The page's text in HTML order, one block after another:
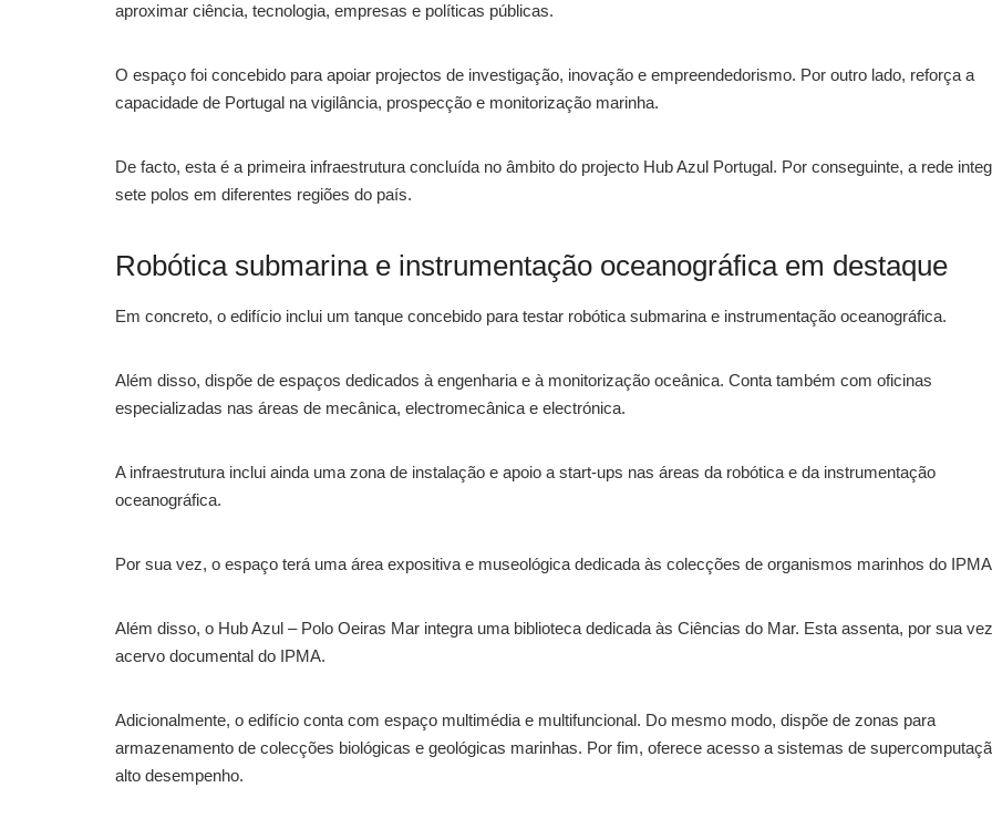
aproximar ciência, tecnologia, empresas e políticas públicas.
O espaço foi concebido para apoiar projectos de investigação, inovação e empreendedorismo. Por outro lado, reforça a
capacidade de Portugal na vigilância, prospecção e monitorização marinha.
De facto, esta é a primeira infraestrutura concluída no âmbito do projecto Hub Azul Portugal. Por conseguinte, a rede
sete polos em diferentes regiões do país.
Robótica submarina e instrumentação oceanográfica em destaque
Em concreto, o edifício inclui um tanque concebido para testar robótica submarina e instrumentação oceanográfica.
Além disso, dispõe de espaços dedicados à engenharia e à monitorização oceânica. Conta também com oficinas
especializadas nas áreas de mecânica, electromecânica e electrónica.
A infraestrutura inclui ainda uma zona de instalação e apoio a start-ups nas áreas da robótica e da instrumentação
oceanográfica.
Por sua vez, o espaço terá uma área expositiva e museológica dedicada às colecções de organismos marinhos do
Além disso, o Hub Azul – Polo Oeiras Mar integra uma biblioteca dedicada às Ciências do Mar. Esta assenta, por sua
acervo documental do IPMA.
Adicionalmente, o edifício conta com espaço multimédia e multifuncional. Do mesmo modo, dispõe de zonas para
armazenamento de colecções biológicas e geológicas marinhas. Por fim, oferece acesso a sistemas de
alto desempenho.